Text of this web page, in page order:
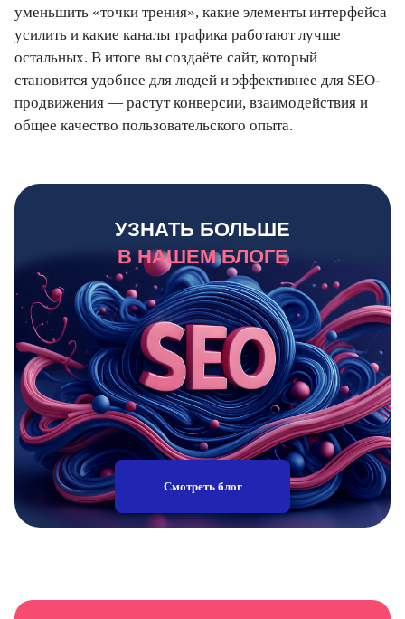
уменьшить «точки трения», какие элементы интерфейса
усилить и какие каналы трафика работают лучше
остальных. В итоге вы создаёте сайт, который
становится удобнее для людей и эффективнее для SEO-
продвижения — растут конверсии, взаимодействия и
общее качество пользовательского опыта.
УЗНАТЬ БОЛЬШЕ
В НАШЕМ БЛОГЕ
Смотреть блог